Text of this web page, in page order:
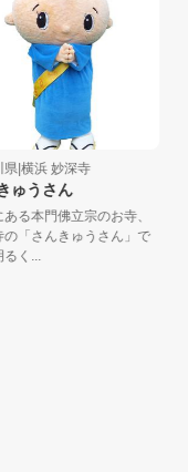
|横浜 妙深寺
ゅうさん
る本門佛立宗のお寺、
「さんきゅうさん」で
く...